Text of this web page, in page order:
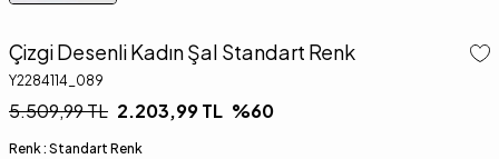
Çizgi Desenli Kadın Şal Standart Renk
Y2284114_089
5.509,99TL 2.203,99TL %60
Renk : Standart Renk